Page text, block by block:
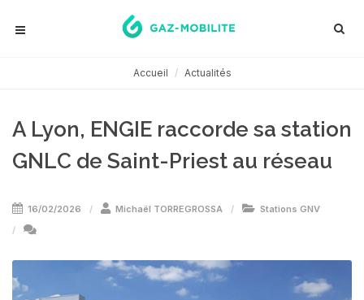
Accueil Actualités
A Lyon, ENGIE raccorde sa station
GNLC de Saint-Priest au réseau
16/02/2026 Michaël TORREGROSSA Stations GNV